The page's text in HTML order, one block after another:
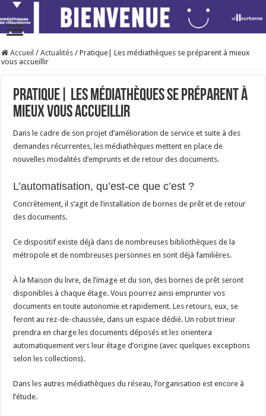
Accueil / Actualités / Pratique| Les médiathèques se préparent à mieux
vous accueillir
Pratique| Les médiathèques se préparent à
mieux vous accueillir
Dans le cadre de son projet d’amélioration de service et suite à des
demandes récurrentes, les médiathèques mettent en place de
nouvelles modalités d’emprunts et de retour des documents.
L’automatisation, qu’est-ce que c’est ?
Concrètement, il s’agit de l’installation de bornes de prêt et de retour
des documents.
Ce dispositif existe déjà dans de nombreuses bibliothèques de la
métropole et de nombreuses personnes en sont déjà familières.
À la Maison du livre, de l’image et du son, des bornes de prêt seront
disponibles à chaque étage. Vous pourrez ainsi emprunter vos
documents en toute autonomie et rapidement. Les retours, eux, se
feront au rez-de-chaussée, dans un espace dédié. Un robot trieur
prendra en charge les documents déposés et les orientera
automatiquement vers leur étage d’origine (avec quelques exceptions
selon les collections).
Dans les autres médiathèques du réseau, l’organisation est encore à
l’étude.